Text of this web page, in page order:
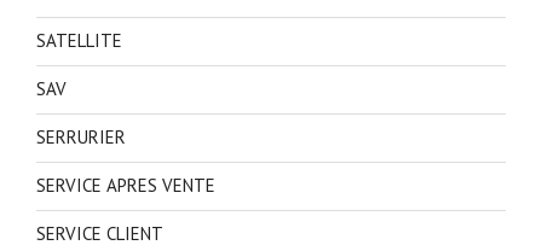
SATELLITE
SAV
SERRURIER
SERVICE APRES VENTE
SERVICE CLIENT